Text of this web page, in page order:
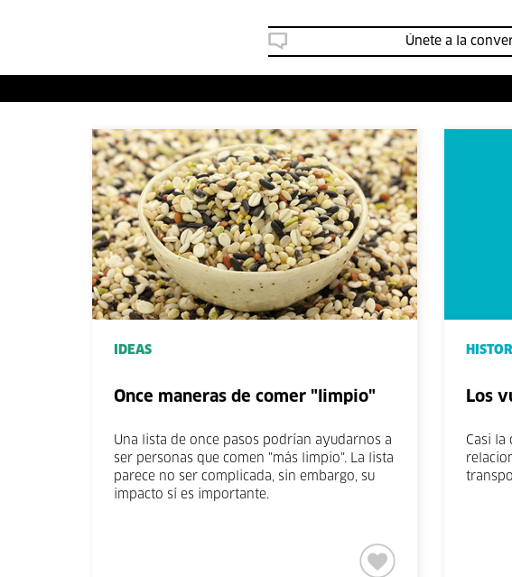
Únete a la
IDEAS
Once maneras de comer "limpio"
Una lista de once pasos podrían ayudarnos a
ser personas que comen "más limpio". La lista
parece no ser complicada, sin embargo, su
impacto sí es importante.
Los
Casi la